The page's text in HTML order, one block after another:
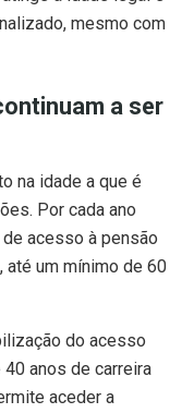
mesmo com
a ser
na idade a que é
Por cada ano
acesso à pensão
um mínimo de 60
do acesso
anos de carreira
aceder a